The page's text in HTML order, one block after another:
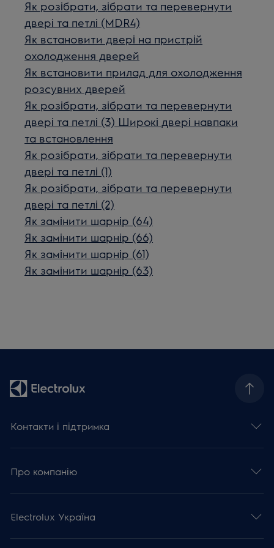
Як розібрати, зібрати та перевернути
двері та петлі (MDR4)
Як встановити двері на пристрій
охолодження дверей
Як встановити прилад для охолодження
розсувних дверей
Як розібрати, зібрати та перевернути
двері та петлі (3) Широкі двері навпаки
та встановлення
Як розібрати, зібрати та перевернути
двері та петлі (1)
Як розібрати, зібрати та перевернути
двері та петлі (2)
Як замінити шарнір (64)
Як замінити шарнір (66)
Як замінити шарнір (61)
Як замінити шарнір (63)
Контакти і підтримка
Про компанію
Electrolux Україна